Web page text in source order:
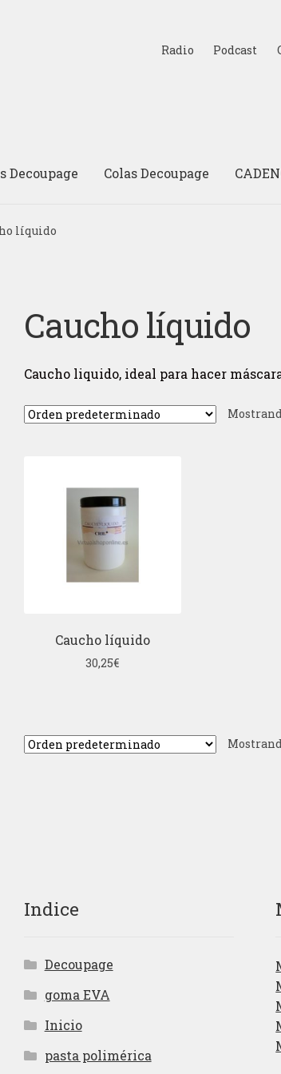
Radio Podcast
Decoupage Colas Decoupage
líquido
Caucho líquido
Caucho liquido, ideal para hacer
Caucho líquido
30,25€
Indice
Decoupage
goma EVA
Inicio
pasta polimérica